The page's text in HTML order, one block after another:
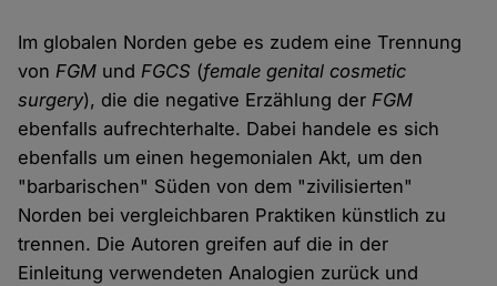
Im globalen Norden gebe es zudem eine Trennung
vonFGM undFGCS (female genital cosmetic
surgery), die die negative Erzählung derFGM
ebenfalls aufrechterhalte. Dabei handele es sich
ebenfalls um einen hegemonialen Akt, um den
"barbarischen" Süden von dem "zivilisierten"
Norden bei vergleichbaren Praktiken künstlich zu
trennen. Die Autoren greifen auf die in der
Einleitung verwendeten Analogien zurück und